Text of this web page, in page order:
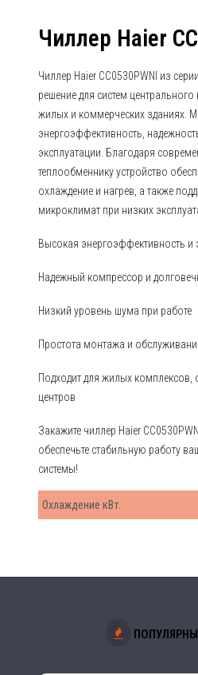
Чиллер Haier
Чиллер Haier CC0530PWNI из
решение для систем
жилых и коммерческих зданиях.
энергоэффективность,
эксплуатации. Благодаря
теплообменнику устройство
охлаждение и нагрев, а также
микроклимат при низких
Высокая энергоэффективность и
Надежный компрессор и
Низкий уровень шума при работе
Простота монтажа и
Подходит для жилых
центров
Закажите чиллер Haier
обеспечьте стабильную работу
системы!
Охлаждение кВт.